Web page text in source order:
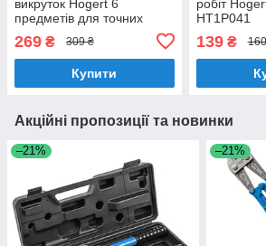
викруток Hogert 6
предметів для точних
269 ₴ 309 ₴
Купити
робіт
HT1P041
139₴
Акційні пропозиції та новинки
–21% –21%